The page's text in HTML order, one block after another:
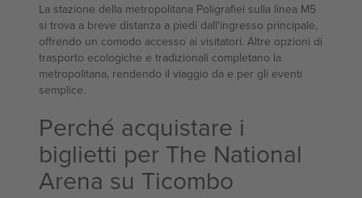
La stazione della metropolitana Poligrafiei sulla linea M5
si trova a breve distanza a piedi dall'ingresso principale,
offrendo un comodo accesso ai visitatori. Altre opzioni di
trasporto ecologiche e tradizionali completano la
metropolitana, rendendo il viaggio da e per gli eventi
semplice.
Perché acquistare i
biglietti per The National
Arena su Ticombo